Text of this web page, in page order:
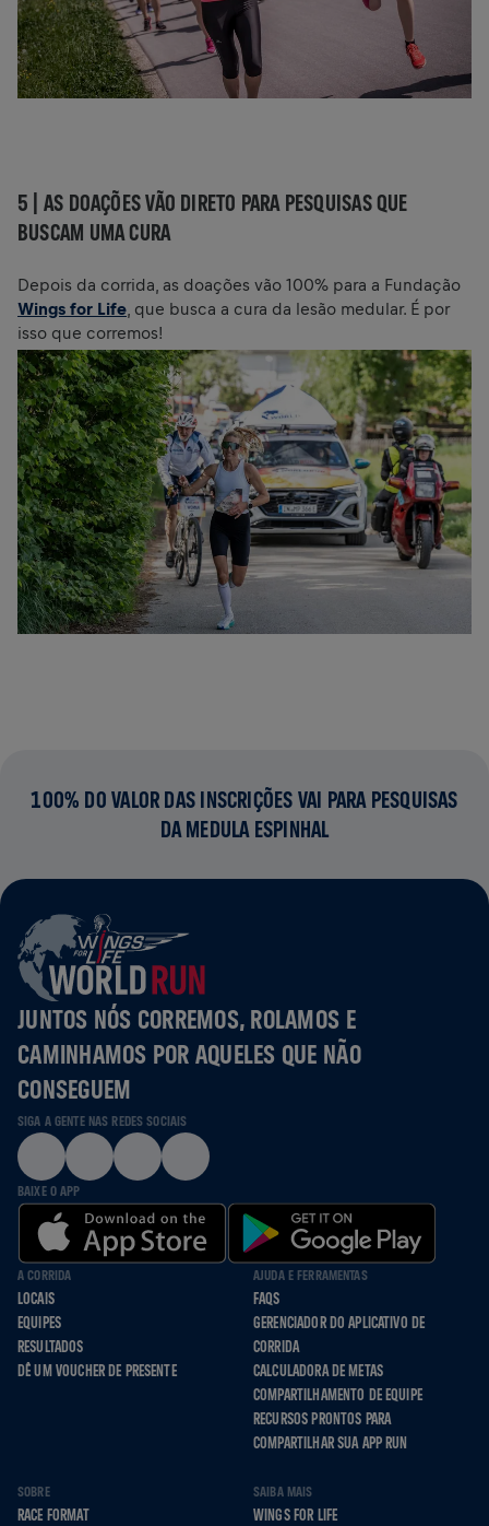
5 |
AS DOAÇÕES VÃO DIRETO PARA PESQUISAS QUE
BUSCAM UMA CURA
Depois da corrida, as doações vão 100% para a Fundação
Wings for Life , que busca a cura da lesão medular. É por
isso que corremos!
100% DO VALOR DAS INSCRIÇÕES VAI PARA PESQUISAS
DA MEDULA ESPINHAL
JUNTOS NÓS CORREMOS, ROLAMOS E
CAMINHAMOS POR AQUELES QUE NÃO
CONSEGUEM
SIGA A GENTE NAS REDES SOCIAIS
BAIXE O APP
A CORRIDA
LOCAIS
EQUIPES
RESULTADOS
DÊ UM VOUCHER DE PRESENTE
AJUDA E FERRAMENTAS
FAQS
GERENCIADOR DO APLICATIVO DE
CORRIDA
CALCULADORA DE METAS
COMPARTILHAMENTO DE EQUIPE
RECURSOS PRONTOS PARA
COMPARTILHAR SUA APP RUN
SOBRE
RACE FORMAT
SAIBA MAIS
WINGS FOR LIFE